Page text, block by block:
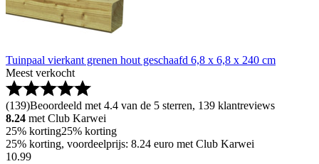
Tuinpaal vierkant grenen hout geschaafd 6,8 x 6,8 x 240 cm
Meest verkocht
(139)Beoordeeld met 4.4 van de 5 sterren, 139 klantreviews
8.24 met Club Karwei
25% korting25% korting
25% korting, voordeelprijs: 8.24 euro met Club Karwei
10.99